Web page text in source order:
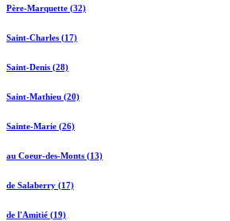
Père-Marquette (32)
Saint-Charles (17)
Saint-Denis (28)
Saint-Mathieu (20)
Sainte-Marie (26)
au Coeur-des-Monts (13)
de Salaberry (17)
de l'Amitié (19)